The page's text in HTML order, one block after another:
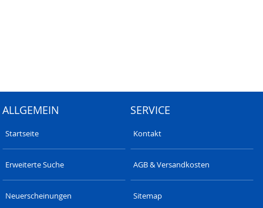
ALLGEMEIN
Startseite
Erweiterte Suche
Neuerscheinungen
SERVICE
Kontakt
AGB & Versandkosten
Sitemap